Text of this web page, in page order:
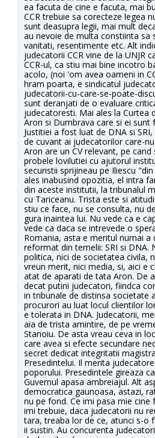
ea facuta de cine e facuta, mai
CCR trebuie sa corecteze legea
sunt deasupra legii, mai mult
au nevoie de multa constiinta sa
vanitati, resentimente etc. Alt
judecatorii CCR vine de la UNJR
CCR-ul, ca stiu mai bine incotro
acolo, (noi 'om avea oameni in
hram poarta, e sindicatul
judecatorii-cu-care-se-poate-
sunt deranjati de o evaluare
judecatoresti. Mai ales la Curtea
Aron si Dumbrava care si ei sunt
Justitiei a fost luat de DNA si
de cuvant ai judecatorilor care-
Aron are un CV relevant, pe
probele lovilutiei cu ajutorul
securistii sprijineau pe Iliescu
ales inabusind opozitia, el intra
din aceste institutii, la tribunalul
cu Tariceanu. Trista este si
stiu ce face, nu se consulta, nu
gura inaintea lui. Nu vede ca e
vede ca daca se intrevede o
Romania, asta e meritul numai a
reformat din temelii: SRI si DNA.
politica, nici de societatea civila,
vreun merit, nici media, si, aici e
atat de aparati de tata Aron. De
decat putini judecatori, fiindca
in tribunale de distinsa societate
procurori au luat locul clientilor
e tolerata in DNA. Judecatorii,
aia de trista amintire, de pe
Stanoiu. De asta vreau ceva in
care avea si efecte secundare
secret dedicat integritatii
Presedintelui. Il merita
poporului. Presedintele gireaza
Guvernul apasa ambreiajul. Alt
democratica gaunoasa, astazi,
nu pe fond. Ce imi pasa mie cine
imi trebuie, daca judecatorii nu
tara, treaba lor de ce, atunci s-o
ii sustin. Au concurenta